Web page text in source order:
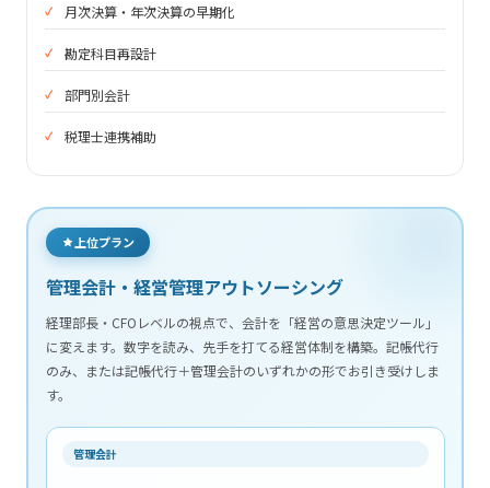
月次決算・年次決算の早期化
勘定科目再設計
部門別会計
税理士連携補助
上位プラン
管理会計・経営管理アウトソーシング
経理部長・CFOレベルの視点で、会計を「経営の意思決定ツール」
に変えます。数字を読み、先手を打てる経営体制を構築。記帳代行
のみ、または記帳代行＋管理会計のいずれかの形でお引き受けしま
す。
管理会計